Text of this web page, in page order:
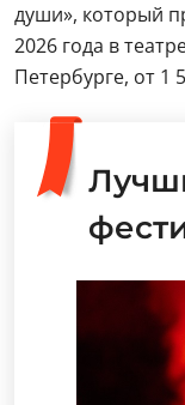
души», который
2026 года в
Петербурге, от 1